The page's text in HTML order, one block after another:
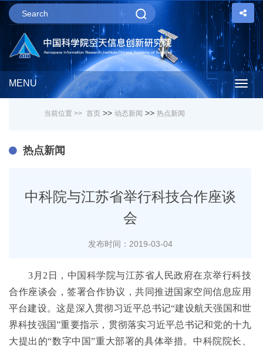
MENU
当前位置 >> 首页 >> 动态新闻 >> 热点新闻
热点新闻
中科院与江苏省举行科技合作座谈
会
发布时间：2019-03-04
3月2日，中国科学院与江苏省人民政府在京举行科技
合作座谈会，签署合作协议，共同推进国家空间信息应用
平台建设。这是深入贯彻习近平总书记“建设航天强国和世
界科技强国”重要指示，贯彻落实习近平总书记和党的十九
大提出的“数字中国”重大部署的具体举措。中科院院长、